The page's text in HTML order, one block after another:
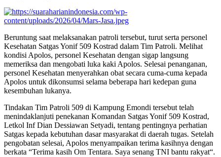
Beruntung saat melaksanakan patroli tersebut, turut serta personel
Kesehatan Satgas Yonif 509 Kostrad dalam Tim Patroli. Melihat
kondisi Apolos, personel Kesehatan dengan sigap langsung
memeriksa dan mengobati luka kaki Apolos. Selesai penanganan,
personel Kesehatan menyerahkan obat secara cuma-cuma kepada
Apolos untuk dikonsumsi selama beberapa hari kedepan guna
kesembuhan lukanya.
Tindakan Tim Patroli 509 di Kampung Emondi tersebut telah
menindaklanjuti penekanan Komandan Satgas Yonif 509 Kostrad,
Letkol Inf Dian Dessiawan Setyadi, tentang pentingnya perhatian
Satgas kepada kebutuhan dasar masyarakat di daerah tugas. Setelah
pengobatan selesai, Apolos menyampaikan terima kasihnya dengan
berkata “Terima kasih Om Tentara. Saya senang TNI bantu rakyat“.